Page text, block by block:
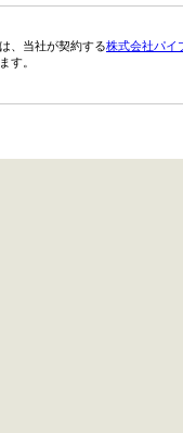
、当社が契約する株式会社パイ
す。